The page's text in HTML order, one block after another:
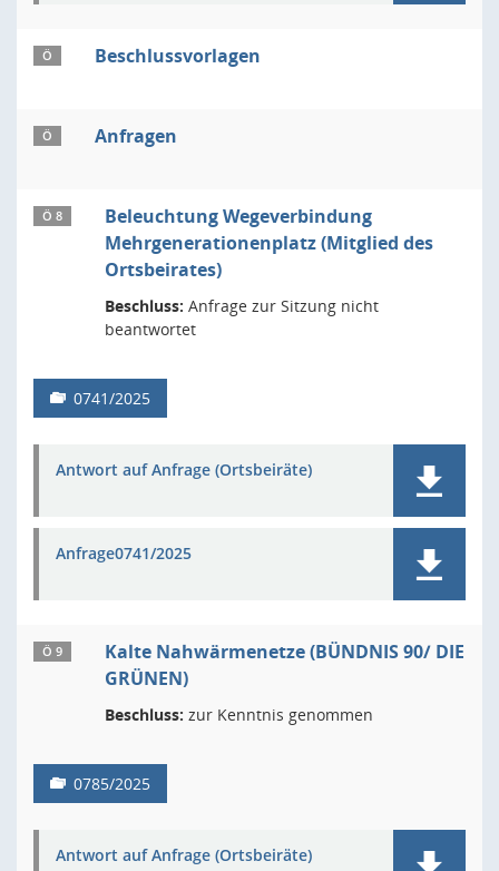
Ö Beschlussvorlagen
Ö Anfragen
Ö 8
Beleuchtung Wegeverbindung
Mehrgenerationenplatz (Mitglied des
Ortsbeirates)
Beschluss: Anfrage zur Sitzung nicht
beantwortet
0741/2025
Antwort auf Anfrage (Ortsbeiräte)
Anfrage0741/2025
Ö 9
Kalte Nahwärmenetze (BÜNDNIS 90/ DIE
GRÜNEN)
Beschluss: zur Kenntnis genommen
0785/2025
Antwort auf Anfrage (Ortsbeiräte)